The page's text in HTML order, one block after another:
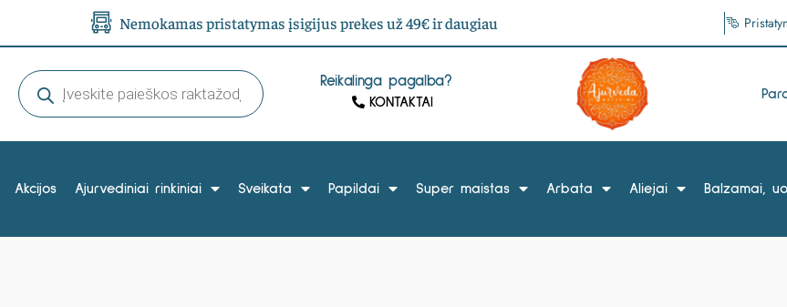
Nemokamas pristatymas įsigijus prekes už 49€ ir daugiau
Reikalinga pagalba?
KONTAKTAI
Akcijos Ajurvediniai rinkiniai Sveikata Papildai Super maistas Arbata Aliejai Balzamai,